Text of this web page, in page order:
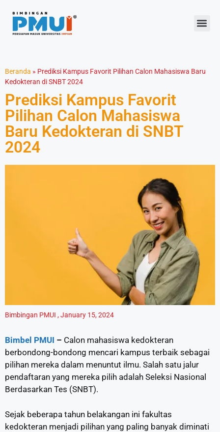
Beranda » Prediksi Kampus Favorit Pilihan Calon Mahasiswa Baru
Kedokteran di SNBT 2024
Prediksi Kampus Favorit
Pilihan Calon Mahasiswa
Baru Kedokteran di SNBT
2024
Bimbingan PMUI ,January 15, 2024
Bimbel PMUI – Calon mahasiswa kedokteran
berbondong-bondong mencari kampus terbaik sebagai
pilihan mereka dalam menuntut ilmu. Salah satu jalur
pendaftaran yang mereka pilih adalah Seleksi Nasional
Berdasarkan Tes (SNBT).
Sejak beberapa tahun belakangan ini fakultas
kedokteran menjadi pilihan yang paling banyak diminati